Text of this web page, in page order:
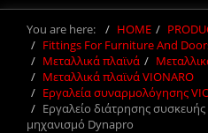
You are here: HOME
Fittings For Furniture And
Μεταλλικά πλαϊνά
Μεταλλικά πλαϊνά VIONARO
Εργαλεία συναρμολόγησης
Εργαλείο διάτρησης
μηχανισμό Dynapro